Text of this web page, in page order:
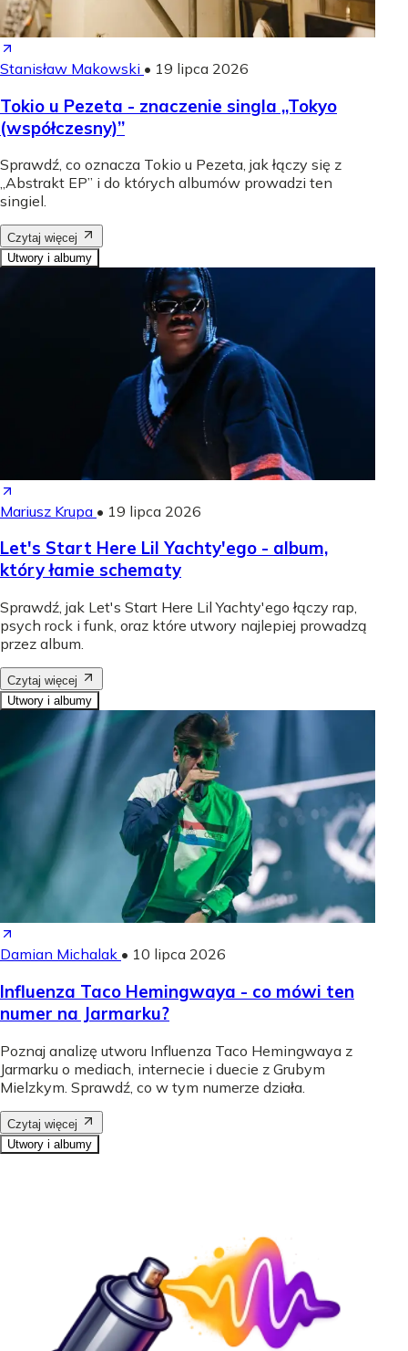
Stanisław Makowski • 19 lipca 2026
Tokio u Pezeta - znaczenie singla „Tokyo
(współczesny)”
Sprawdź, co oznacza Tokio u Pezeta, jak łączy się z
„Abstrakt EP” i do których albumów prowadzi ten
singiel.
Czytaj więcej
Utwory i albumy
Mariusz Krupa • 19 lipca 2026
Let's Start Here Lil Yachty'ego - album,
który łamie schematy
Sprawdź, jak Let's Start Here Lil Yachty'ego łączy rap,
psych rock i funk, oraz które utwory najlepiej prowadzą
przez album.
Czytaj więcej
Utwory i albumy
Damian Michalak • 10 lipca 2026
Influenza Taco Hemingwaya - co mówi ten
numer na Jarmarku?
Poznaj analizę utworu Influenza Taco Hemingwaya z
Jarmarku o mediach, internecie i duecie z Grubym
Mielzkym. Sprawdź, co w tym numerze działa.
Czytaj więcej
Utwory i albumy